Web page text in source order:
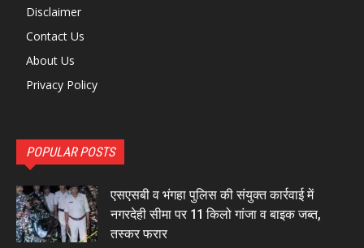
Disclaimer
Contact Us
About Us
Privacy Policy
POPULAR POSTS
एसएसबी व भंगहा पुलिस की संयुक्त कार्रवाई में
नगरदेही सीमा पर 11 किलो गांजा व बाइक जब्त,
तस्कर फरार